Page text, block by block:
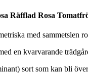
Räfflad Rosa
med sammetslen
en kvarvarande
sort som kan bli